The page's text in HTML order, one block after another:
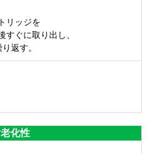
リッジを
すぐに取り出し、
返す。
化性